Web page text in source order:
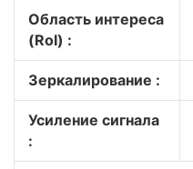
Область интереса
(RoI) :
Зеркалирование :
Усиление сигнала
: